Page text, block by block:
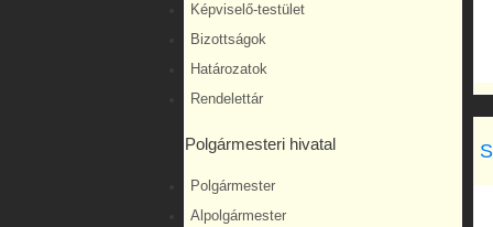
Képviselő-testület
Bizottságok
Határozatok
Rendelettár
Polgármesteri hivatal
Polgármester
Alpolgármester